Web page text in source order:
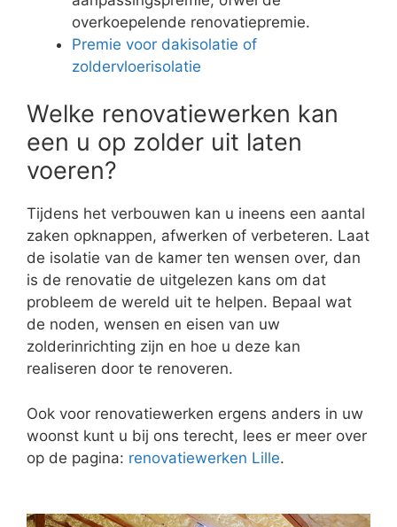
overkoepelende renovatiepremie.
Premie voor dakisolatie of
zoldervloerisolatie
Welke renovatiewerken kan
een u op zolder uit laten
voeren?
Tijdens het verbouwen kan u ineens een aantal
zaken opknappen, afwerken of verbeteren. Laat
de isolatie van de kamer ten wensen over, dan
is de renovatie de uitgelezen kans om dat
probleem de wereld uit te helpen. Bepaal wat
de noden, wensen en eisen van uw
zolderinrichting zijn en hoe u deze kan
realiseren door te renoveren.
Ook voor renovatiewerken ergens anders in uw
woonst kunt u bij ons terecht, lees er meer over
op de pagina: renovatiewerken Lille.